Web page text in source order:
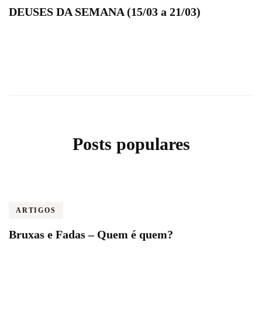
DEUSES DA SEMANA (15/03 a 21/03)
Posts populares
ARTIGOS
Bruxas e Fadas – Quem é quem?